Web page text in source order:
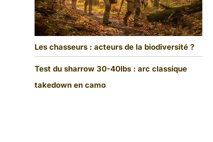
Les chasseurs : acteurs de la biodiversité ?
Test du sharrow 30-40lbs : arc classique
takedown en camo